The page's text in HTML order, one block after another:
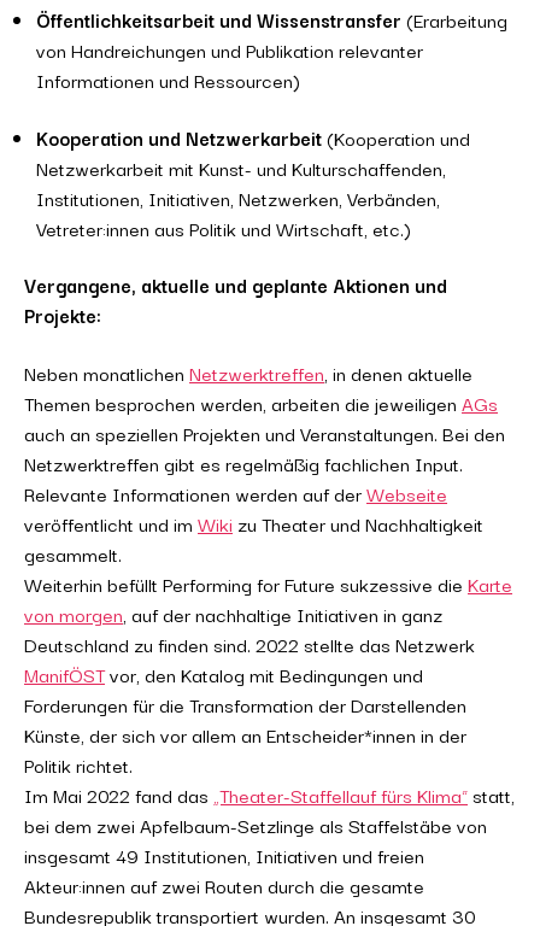
Öffentlichkeitsarbeit und Wissenstransfer (Erarbeitung
von Handreichungen und Publikation relevanter
Informationen und Ressourcen)
Kooperation und Netzwerkarbeit(Kooperation und
Netzwerkarbeit mit Kunst- und Kulturschaffenden,
Institutionen, Initiativen, Netzwerken, Verbänden,
Vetreter:innen aus Politik und Wirtschaft, etc.)
Vergangene, aktuelle und geplante Aktionen und
Projekte:
Neben monatlichen Netzwerktreffen , in denen aktuelle
Themen besprochen werden, arbeiten die jeweiligen AGs
auch an speziellen Projekten und Veranstaltungen. Bei den
Netzwerktreffen gibt es regelmäßig fachlichen Input.
Relevante Informationen werden auf derWebseite
veröffentlicht und im Wiki zu Theater und Nachhaltigkeit
gesammelt.
Weiterhin befüllt Performing for Future sukzessive die Karte
von morgen , auf der nachhaltige Initiativen in ganz
Deutschland zu finden sind. 2022 stellte das Netzwerk
ManifÖSTvor, den Katalog mit Bedingungen und
Forderungen für die Transformation der Darstellenden
Künste, der sich vor allem an Entscheider*innen in der
Politik richtet.
Im Mai 2022 fand das „Theater-Staffellauf fürs Klima“statt,
bei dem zwei Apfelbaum-Setzlinge als Staffelstäbe von
insgesamt 49 Institutionen, Initiativen und freien
Akteur:innen auf zwei Routen durch die gesamte
Bundesrepublik transportiert wurden. An insgesamt 30